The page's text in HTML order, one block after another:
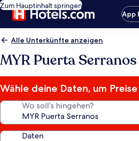
Zum Hauptinhalt springen
App
Alle Unterkünfte anzeigen
MYR Puerta Serranos
Wähle deine Daten, um
Wo soll’s hingehen?
Daten